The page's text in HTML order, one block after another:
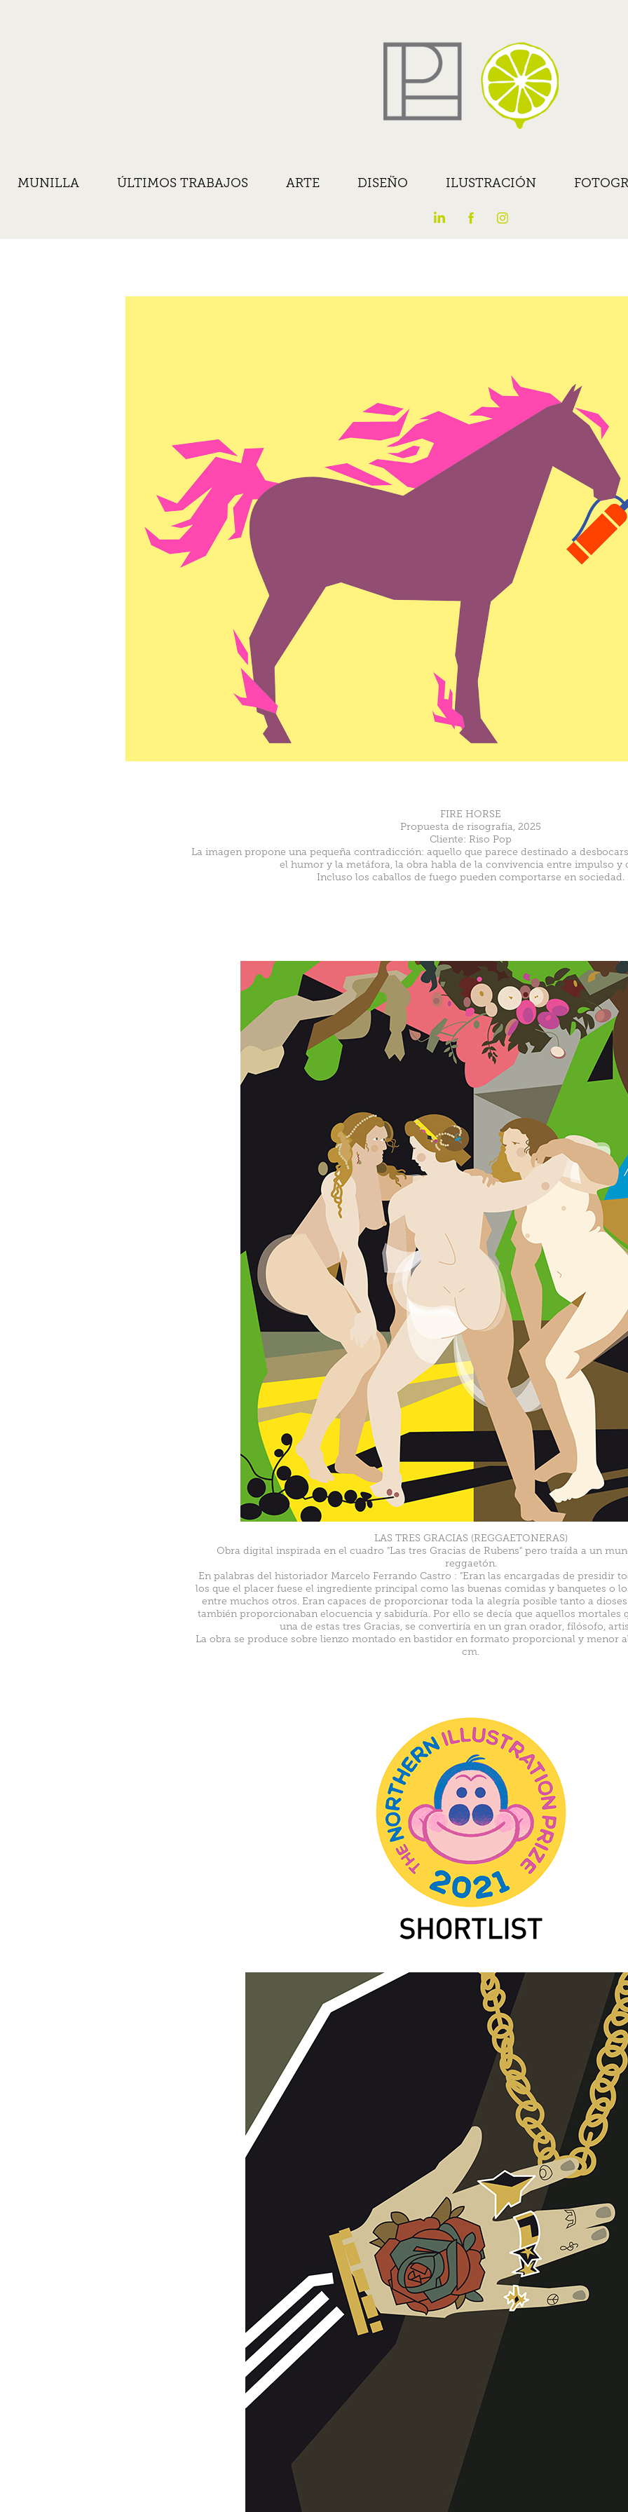
MUNILLA ÚLTIMOS TRABAJOS ARTE DISEÑO ILUSTRACIÓN
FIRE HORSE
Propuesta de risografía, 2025
Cliente: Riso Pop
La imagen propone una pequeña contradicción: aquello que parece destinado a
el humor y la metáfora, la obra habla de la convivencia entre impulso y
Incluso los caballos de fuego pueden comportarse en sociedad.
LAS TRES GRACIAS (REGGAETONERAS)
Obra digital inspirada en el cuadro "Las tres Gracias de Rubens" pero traída a un
reggaetón.
En palabras del historiador Marcelo Ferrando Castro : "Eran las encargadas de presidir
los que el placer fuese el ingrediente principal como las buenas comidas y banquetes o
entre muchos otros. Eran capaces de proporcionar toda la alegría posible tanto a
también proporcionaban elocuencia y sabiduría. Por ello se decía que aquellos mortales
una de estas tres Gracias, se convertiría en un gran orador, filósofo,
La obra se produce sobre lienzo montado en bastidor en formato proporcional y menor
cm.